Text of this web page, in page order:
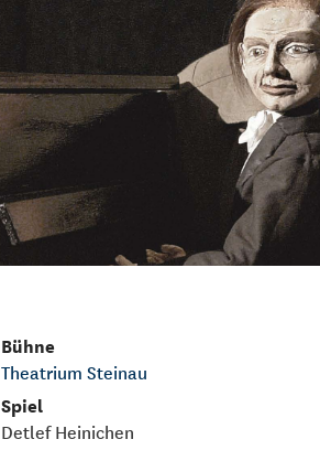
Bühne
Theatrium Steinau
Spiel
Detlef Heinichen